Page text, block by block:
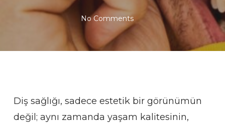
No Comments
Diş sağlığı, sadece estetik bir görünümün
değil; aynı zamanda yaşam kalitesinin,